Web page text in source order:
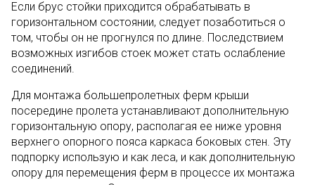
Если брус стойки приходится обрабатывать в
горизонтальном состоянии, следует позаботиться о
том, чтобы он не прогнулся по длине. Последствием
возможных изгибов стоек может стать ослабление
соединений.
Для монтажа большепролетных ферм крыши
посередине пролета устанавливают дополнительную
горизонтальную опору, располагая ее ниже уровня
верхнего опорного пояса каркаса боковых стен. Эту
подпорку использую и как леса, и как дополнительную
опору для перемещения ферм в процессе их монтажа